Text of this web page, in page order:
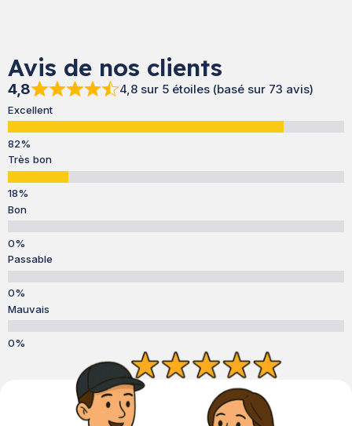
Avis de nos clients
4,8 4,8 sur 5 étoiles (basé sur 73 avis)
Excellent
Très bon
Bon
Passable
Mauvais